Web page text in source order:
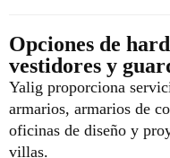
Opciones de
vestidores y
Yalig proporciona
armarios, armarios de
oficinas de diseño y
villas.